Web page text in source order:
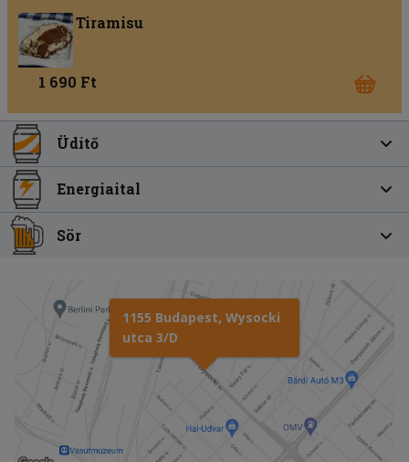
Tiramisu
1 690 Ft
Üdítő
Energiaital
Sör
1155 Budapest, Wysocki
utca 3/D